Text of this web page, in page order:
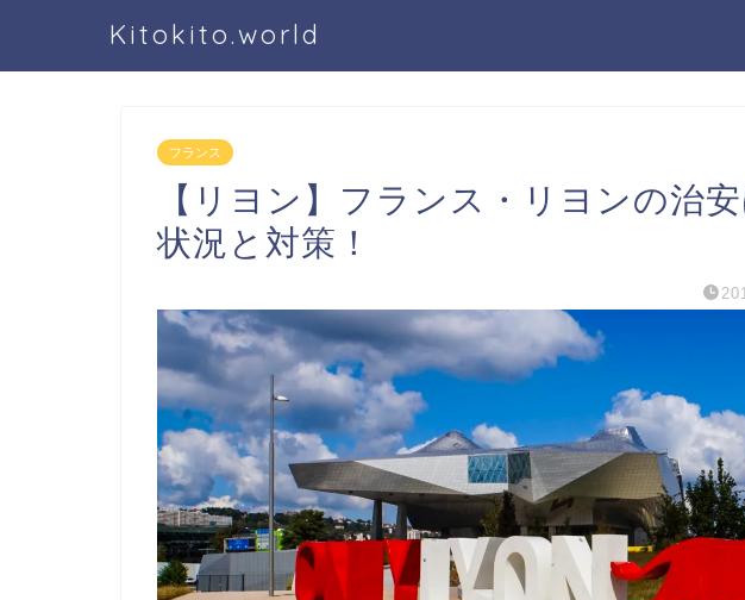
Kitokito.world
フランス
【リヨン】フランス・リヨンの治
状況と対策！